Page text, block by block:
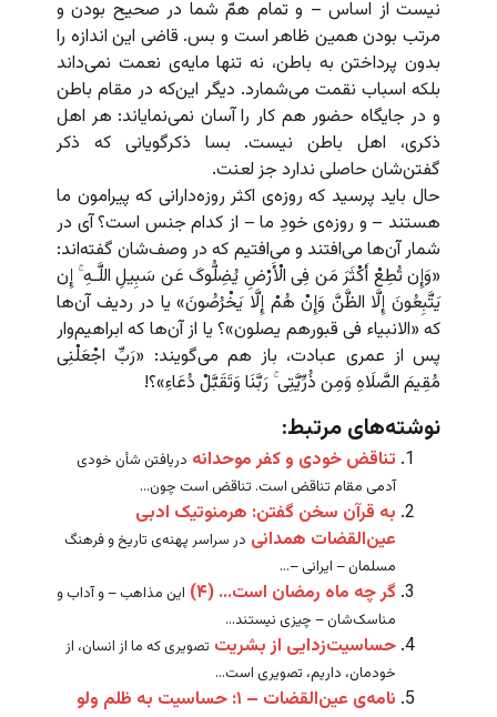
نیست از اساس – و تمام همّ شما در صحیح بودن و
مرتب بودن همین ظاهر است و بس. قاضی این اندازه را
بدون پرداختن به باطن، نه تنها مایه‌ی نعمت نمی‌داند
بلکه اسباب نقمت می‌شمارد. دیگر این‌که در مقام باطن
و در جایگاه حضور هم کار را آسان نمی‌نمایاند: هر اهل
ذکری، اهل باطن نیست. بسا ذکرگویانی که ذکر
گفتن‌شان حاصلی ندارد جز لعنت.
حال باید پرسید که روزه‌ی اکثر روزه‌دارانی که پیرامون ما
هستند – و روزه‌ی خودِ ما – از کدام جنس است؟ آی در
شمار آن‌ها می‌افتند و می‌افتیم که در وصف‌شان گفته‌اند:
«وَإِن تُطِعْ أَکْثَرَ مَن فِی الْأَرْضِ یُضِلُّوکَ عَن سَبِیلِ اللَّـهِ ۚ إِن
یَتَّبِعُونَ إِلَّا الظَّنَّ وَإِنْ هُمْ إِلَّا یَخْرُصُونَ» یا در ردیف آن‌ها
که «الانبیاء فی قبورهم یصلون»؟ یا از آن‌ها که ابراهیم‌وار
پس از عمری عبادت، باز هم می‌گویند: «رَبِّ اجْعَلْنِی
مُقِیمَ الصَّلَاهِ وَمِن ذُرِّیَّتِی ۚ رَبَّنَا وَتَقَبَّلْ دُعَاءِ»؟!
نوشته‌های مرتبط:
تناقض خودی و کفر موحدانه دریافتن شأن خودی
آدمی مقام تناقض است. تناقض است چون...
به قرآن سخن گفتن: هرمنوتیک ادبی
عین‌القضات همدانی در سراسر پهنه‌ی تاریخ و فرهنگ
مسلمان – ایرانی –...
گر چه ماه رمضان است… (۴)
این مذاهب – و آداب و
مناسک‌شان – چیزی نیستند...
حساسیت‌زدایی از بشریت تصویری که ما از انسان، از
خودمان، داریم،‌ تصویری است...
نامه‌ی عین‌القضات – ۱: حساسیت به ظلم ولو